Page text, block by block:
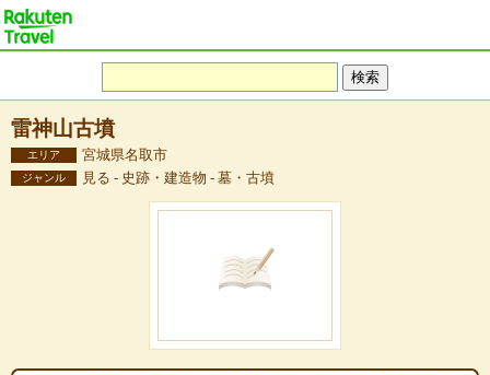
雷神山古墳
エリア 宮城県名取市
ジャンル 見る - 史跡・建造物 - 墓・古墳